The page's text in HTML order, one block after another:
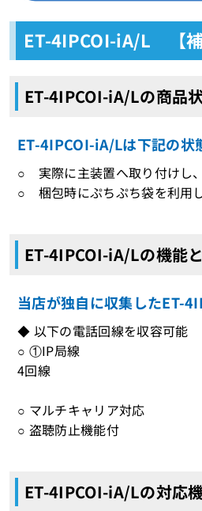
ET-4IPCOI-iA/L 【補
ET-4IPCOI-iA/Lの商品
ET-4IPCOI-iA/Lは下記の状
○ 実際に主装置へ取り付けし
○ 梱包時にぷちぷち袋を利用
ET-4IPCOI-iA/Lの機能
当店が独自に収集したET-
◆ 以下の電話回線を収容可能
○ ①IP局線
4回線
○ マルチキャリア対応
○ 盗聴防止機能付
ET-4IPCOI-iA/Lの対応